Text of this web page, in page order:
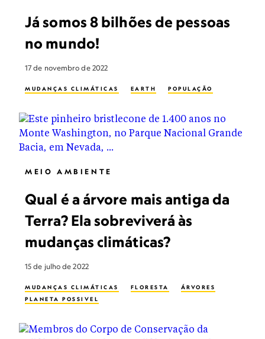
Já somos 8 bilhões de pessoas
no mundo!
17 de novembro de 2022
MUDANÇAS CLIMÁTICAS EARTH POPULAÇÃO
MEIO AMBIENTE
Qual é a árvore mais antiga da
Terra? Ela sobreviverá às
mudanças climáticas?
15 de julho de 2022
MUDANÇAS CLIMÁTICAS FLORESTA
ÁRVORES
PLANETA POSSIVEL